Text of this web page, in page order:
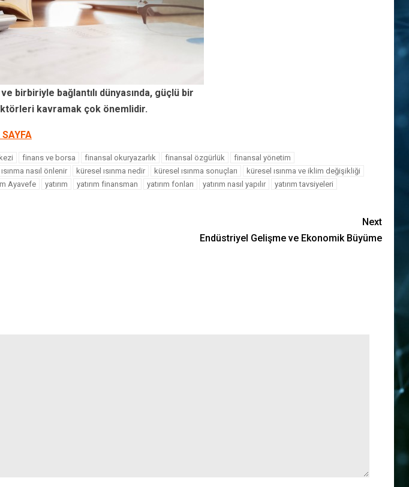
birbiriyle bağlantılı dünyasında, güçlü bir
kavramak çok önemlidir.
finans ve borsa finansal okuryazarlık finansal özgürlük
finansal yönetim
nasıl önlenir küresel ısınma nedir küresel ısınma sonuçları
küresel ısınma ve iklim değişikliği
Ayavefe yatırım yatırım finansman yatırım fonları yatırım nasıl yapılır
yatırım tavsiyeleri
Next
Endüstriyel Gelişme ve Ekonomik Büyüme